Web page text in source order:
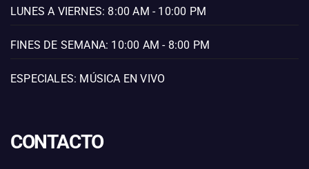
LUNES A VIERNES: 8:00 AM - 10:00 PM
FINES DE SEMANA: 10:00 AM - 8:00 PM
ESPECIALES: MÚSICA EN VIVO
CONTACTO